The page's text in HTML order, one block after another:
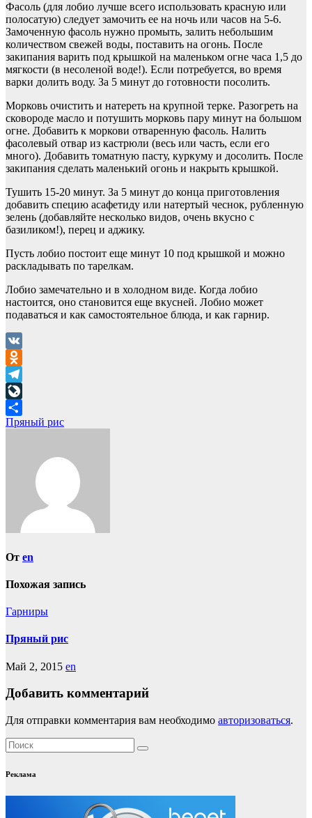
Фасоль (для лобио лучше всего использовать красную или
полосатую) следует замочить ее на ночь или часов на 5-6.
Замоченную фасоль нужно промыть, залить небольшим
количеством свежей воды, поставить на огонь. После
закипания варить под крышкой на маленьком огне часа 1,5 до
мягкости (в несоленой воде!). Если потребуется, во время
варки долить воду. За 5 минут до готовности посолить.
Морковь очистить и натереть на крупной терке. Разогреть на
сковороде масло и потушить морковь пару минут на большом
огне. Добавить к моркови отваренную фасоль. Налить
фасолевый отвар из кастрюли (весь или часть, если его
много). Добавить томатную пасту, куркуму и досолить. После
закипания сделать маленький огонь и накрыть крышкой.
Тушить 15-20 минут. За 5 минут до конца приготовления
добавить специю асафетиду или натертый чеснок, рубленную
зелень (добавляйте несколько видов, очень вкусно с
базиликом!), перец и аджику.
Пусть лобио постоит еще минут 10 под крышкой и можно
раскладывать по тарелкам.
Лобио замечательно и в холодном виде. Когда лобио
настоится, оно становится еще вкусней. Лобио может
подаваться и как самостоятельное блюда, и как гарнир.
VK
Odnoklassniki
Telegram
LiveJournal
Отправить
Навигация
записям
Пряный рис
От en
Похожая запись
Гарниры
Пряный рис
Май 2, 2015 en
Добавить комментарий
Для отправки комментария вам необходимо авторизоваться.
Реклама